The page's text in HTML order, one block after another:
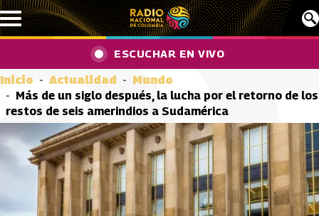
Pasar al contenido principal
ESCUCHAR EN VIVO
Inicio Actualidad
Mundo
Más de un siglo después, la lucha por el retorno de los
restos de seis amerindios a Sudamérica